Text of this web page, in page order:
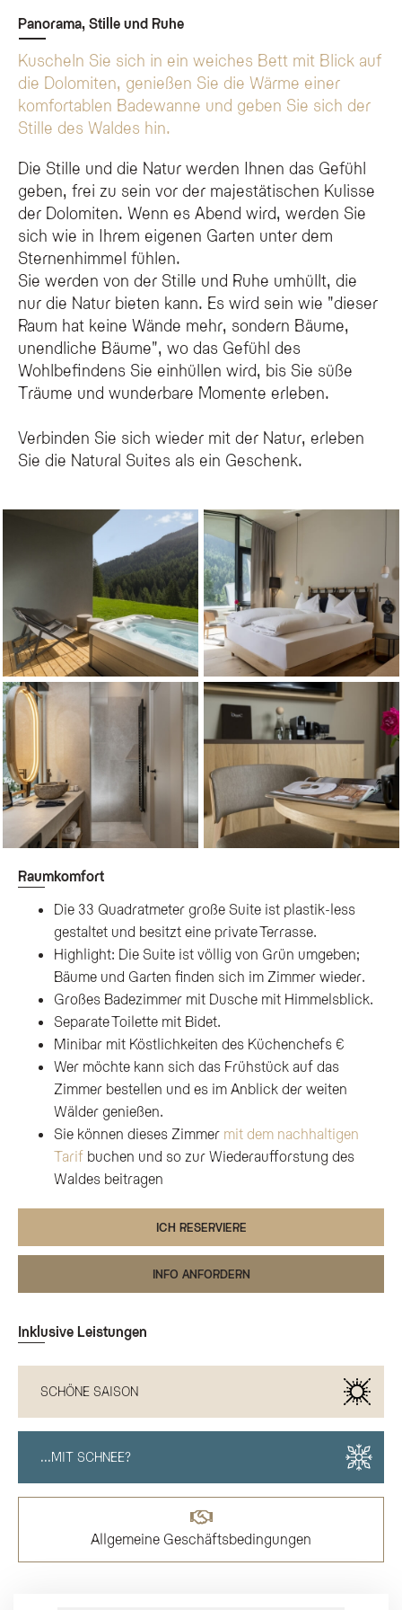
Kann ich in der Natural Suite Te Aga ein Frühstück auf das
Gäste können das Frühstück auf Wunsch auf die Suite bestellen, um es in der
Ist das Olympic SPA Hotel eine kinderfreundliche Unterkunft?
Das Olympic SPA Hotel ist eine „Adults Only“-Unterkunft für Gäste ab 14 Jahren.
Panorama, Stille und Ruhe
Kuscheln Sie sich in ein weiches Bett mit Blick auf
die Dolomiten, genießen Sie die Wärme einer
komfortablen Badewanne und geben Sie sich der
Stille des Waldes hin.
Die Stille und die Natur werden Ihnen das Gefühl
geben, frei zu sein vor der majestätischen Kulisse
der Dolomiten. Wenn es Abend wird, werden Sie
sich wie in Ihrem eigenen Garten unter dem
Sternenhimmel fühlen.
Sie werden von der Stille und Ruhe umhüllt, die
nur die Natur bieten kann. Es wird sein wie "dieser
Raum hat keine Wände mehr, sondern Bäume,
unendliche Bäume", wo das Gefühl des
Wohlbefindens Sie einhüllen wird, bis Sie süße
Träume und wunderbare Momente erleben.
Verbinden Sie sich wieder mit der Natur, erleben
Sie die Natural Suites als ein Geschenk.
E-MAIL
TELEFON
NACHRICHT
Ich habe die Datenschutzbestimmungen zur Kenntnis
genommen und akzeptiert.
Melde mich für den Newsletter an!
Raumkomfort
Die 33 Quadratmeter große Suite ist plastik-less
gestaltet und besitzt eine private Terrasse.
Highlight: Die Suite ist völlig von Grün umgeben;
Bäume und Garten finden sich im Zimmer wieder.
Großes Badezimmer mit Dusche mit Himmelsblick.
Separate Toilette mit Bidet.
Minibar mit Köstlichkeiten des Küchenchefs €
Wer möchte kann sich das Frühstück auf das
Zimmer bestellen und es im Anblick der weiten
Wälder genießen.
Sie können dieses Zimmer mit dem nachhaltigen
Tarif buchen und so zur Wiederaufforstung des
Waldes beitragen
ICH RESERVIERE
INFO ANFORDERN
Inklusive Leistungen
SCHÖNE SAISON
...MIT SCHNEE?
Allgemeine Geschäftsbedingungen